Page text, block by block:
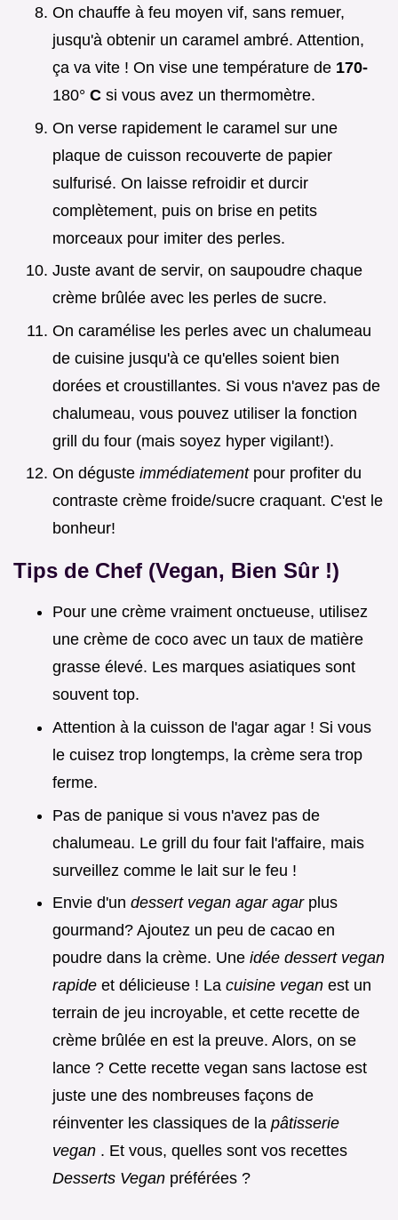
On chauffe à feu moyen vif, sans remuer,
jusqu'à obtenir un caramel ambré. Attention,
ça va vite ! On vise une température de 170-
180° C si vous avez un thermomètre.
On verse rapidement le caramel sur une
plaque de cuisson recouverte de papier
sulfurisé. On laisse refroidir et durcir
complètement, puis on brise en petits
morceaux pour imiter des perles.
Juste avant de servir, on saupoudre chaque
crème brûlée avec les perles de sucre.
On caramélise les perles avec un chalumeau
de cuisine jusqu'à ce qu'elles soient bien
dorées et croustillantes. Si vous n'avez pas de
chalumeau, vous pouvez utiliser la fonction
grill du four (mais soyez hyper vigilant!).
On déguste immédiatement pour profiter du
contraste crème froide/sucre craquant. C'est le
bonheur!
Tips de Chef (Vegan, Bien Sûr !)
Pour une crème vraiment onctueuse, utilisez
une crème de coco avec un taux de matière
grasse élevé. Les marques asiatiques sont
souvent top.
Attention à la cuisson de l'agar agar ! Si vous
le cuisez trop longtemps, la crème sera trop
ferme.
Pas de panique si vous n'avez pas de
chalumeau. Le grill du four fait l'affaire, mais
surveillez comme le lait sur le feu !
Envie d'un dessert vegan agar agar plus
gourmand? Ajoutez un peu de cacao en
poudre dans la crème. Une idée dessert vegan
rapide et délicieuse ! La cuisine vegan est un
terrain de jeu incroyable, et cette recette de
crème brûlée en est la preuve. Alors, on se
lance ? Cette recette vegan sans lactose est
juste une des nombreuses façons de
réinventer les classiques de la pâtisserie
vegan . Et vous, quelles sont vos recettes
Desserts Vegan préférées ?